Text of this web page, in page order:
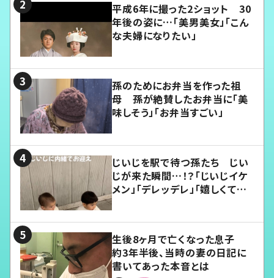
平成6年に撮った2ショット 30
年後の姿に…「美男美女」「こん
な夫婦になりたい」
孫のためにお弁当を作った祖
母 孫が絶賛したお弁当に「美
味しそう」「お弁当すごい」
じいじを駅で待つ孫たち じい
じが来た瞬間…！？「じいじイケ
メン」「デレッデレ」「嬉しくて可
生後8ヶ月で亡くなった息子
約3年半後、当時の妻の日記に
書いてあった本音とは